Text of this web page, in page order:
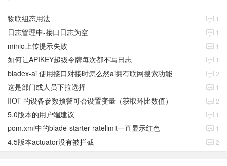
物联组态用法 1
日志管理中-接口日志为空 1
minio上传提示失败 1
如何让APIKEY超级令牌每次都不写日志 1
bladex-ai 使用接口对接时怎么然ai拥有联网搜索功能 2
这是部门或人员下拉选择 1
IIOT 的设备参数预警可否设置变量（获取环比数值） 2
5.0版本的用户端建议 1
pom.xml中的blade-starter-ratelimit一直显示红色 1
4.5版本actuator没有被拦截 2